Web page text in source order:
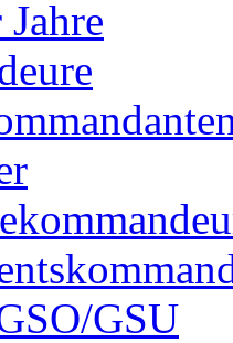
GSU